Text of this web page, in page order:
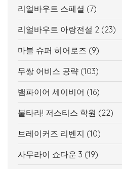
리얼바우트 스페셜 (7)
리얼바우트 아랑전설 2 (23)
마블 슈퍼 히어로즈 (9)
무쌍 어비스 공략 (103)
뱀파이어 세이비어 (16)
불타라! 저스티스 학원 (22)
브레이커즈 리벤지 (10)
사무라이 쇼다운 3 (19)